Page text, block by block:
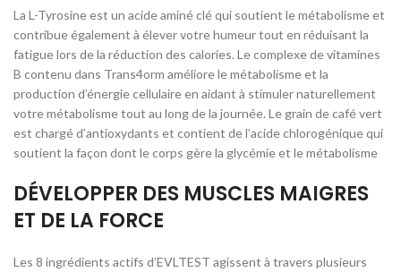
La L-Tyrosine est un acide aminé clé qui soutient le métabolisme et
contribue également à élever votre humeur tout en réduisant la
fatigue lors de la réduction des calories. Le complexe de vitamines
B contenu dans Trans4orm améliore le métabolisme et la
production d’énergie cellulaire en aidant à stimuler naturellement
votre métabolisme tout au long de la journée. Le grain de café vert
est chargé d’antioxydants et contient de l’acide chlorogénique qui
soutient la façon dont le corps gère la glycémie et le métabolisme
DÉVELOPPER DES MUSCLES MAIGRES
ET DE LA FORCE
Les 8 ingrédients actifs d’EVLTEST agissent à travers plusieurs